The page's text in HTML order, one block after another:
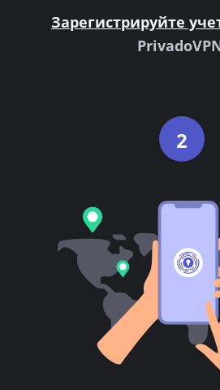
Зарегистрируйте
2